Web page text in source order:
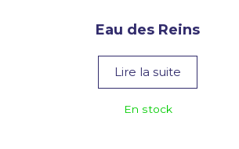
Eau des Reins
Lire la suite
En stock